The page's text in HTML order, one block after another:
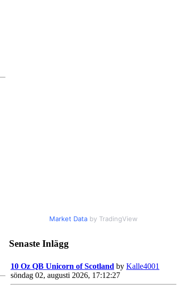
Market Data by TradingView
Senaste Inlägg
10 Oz QB Unicorn of Scotland by Kalle4001
söndag 02, augusti 2026, 17:12:27